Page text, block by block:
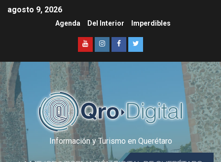
agosto 9, 2026
Agenda Del Interior Imperdibles
Información y Turismo en Querétaro